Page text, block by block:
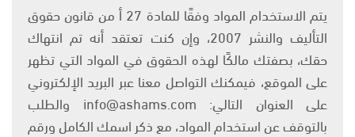
يتم الاستخدام المواد وفقًا للمادة 27 أ من قانون حقوق
التأليف والنشر 2007، وإن كنت تعتقد أنه تم انتهاك
حقك، بصفتك مالكًا لهذه الحقوق في المواد التي تظهر
على الموقع، فيمكنك التواصل معنا عبر البريد الإلكتروني
على العنوان التالي: info@ashams.com والطلب
بالتوقف عن استخدام المواد، مع ذكر اسمك الكامل ورقم